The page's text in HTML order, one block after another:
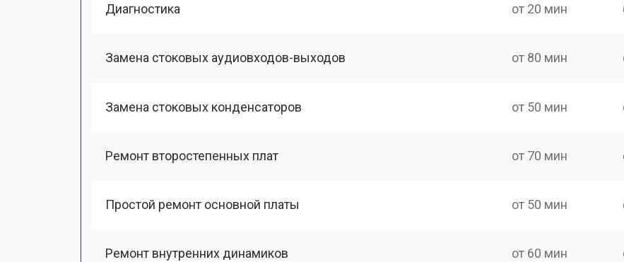
Диагностика от 20 мин
Замена стоковых аудиовходов-выходов от 80 мин
Замена стоковых конденсаторов от 50 мин
Ремонт второстепенных плат от 70 мин
Простой ремонт основной платы от 50 мин
Ремонт внутренних динамиков от 60 мин